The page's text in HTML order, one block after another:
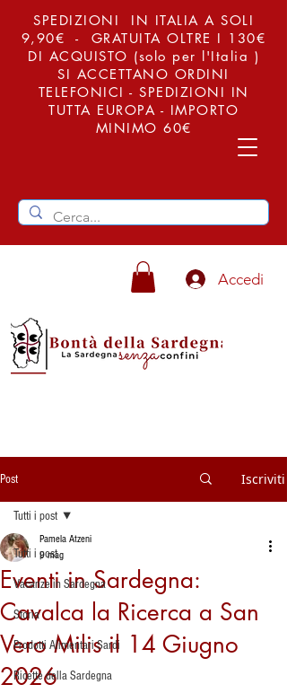
SPEDIZIONI IN ITALIA A SOLI
9,90€ - GRATUITA OLTRE I 130€
DI ACQUISTO (solo per l'Italia )
SI ACCETTANO ORDINI
TELEFONICI - SPEDIZIONI IN
TUTTA EUROPA - IMPORTO
MINIMO 60€
Accedi
Post Iscriviti
Tutti i post
Vacanze in Sardegna
Storia
Prodotti Alimentari Sardi
Ricette della Sardegna
Tutti i post
Eventi in Sardegna:
Cavalca la Ricerca a San
Vero Milis il 14 Giugno
2026
Pamela Atzeni
9 mag